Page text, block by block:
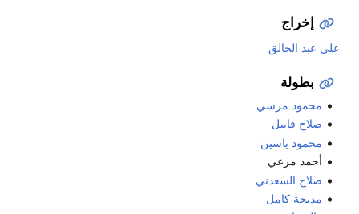
إخراج
علي عبد الخالق
بطولة
محمود مرسي
صلاح قابيل
محمود ياسين
أحمد مرعي
صلاح السعدني
مديحة كامل